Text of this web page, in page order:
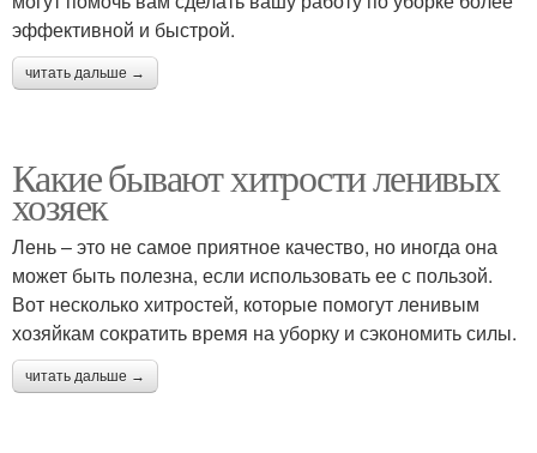
эффективной и быстрой.
читать дальше →
Какие бывают хитрости ленивых
хозяек
Лень – это не самое приятное качество, но иногда она
может быть полезна, если использовать ее с пользой.
Вот несколько хитростей, которые помогут ленивым
хозяйкам сократить время на уборку и сэкономить силы.
читать дальше →